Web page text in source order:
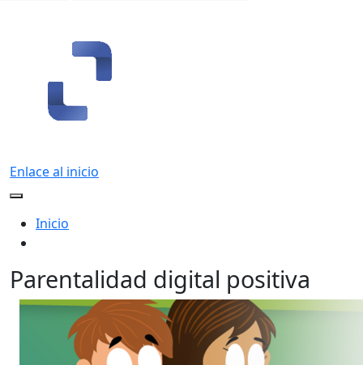
Enlace al inicio
Inicio
Parentalidad digital positiva